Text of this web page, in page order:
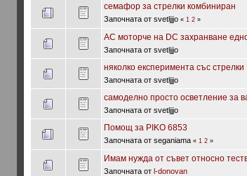
семафор за стрелки комбиниран
Започната от svetljjjo « 1 2»
AC моторче на DC захранване
Започната от svetljjjo
няколко експеримента със стрелки
Започната от svetljjjo
самоделно просто осветление за
Започната от svetljjjo
Помощ за PIKO 6853
Започната от seganiama « 1 2»
Имам нужда от съвет относно
Започната от l-donovan